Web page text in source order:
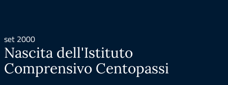
set 2000
Nascita dell'Istituto
Comprensivo Centopassi